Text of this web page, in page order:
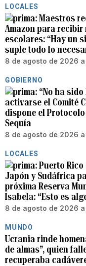
LOCALES
Maestros
Amazon para
escolares: “Hay un
suple todo lo
8 de agosto de 2026 a
GOBIERNO
“No ha
activarse el Comité
dispone el
Sequía
8 de agosto de 2026 a
LOCALES
Puerto
Japón y Sudáfrica
próxima Reserva
Isabela: “Esto es
8 de agosto de 2026 a
MUNDO
Ucrania rinde
de almas”, quien
recuperaba